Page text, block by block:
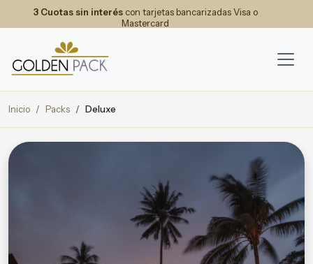
3 Cuotas sin interéscon tarjetas bancarizadas Visa o
Mastercard
Inicio Packs Deluxe